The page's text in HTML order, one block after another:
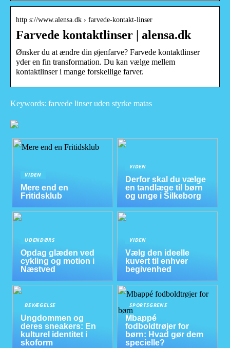
http s://www.alensa.dk › farvede-kontakt-linser
Farvede kontaktlinser | alensa.dk
Ønsker du at ændre din øjenfarve? Farvede kontaktlinser
yder en fin transformation. Du kan vælge mellem
kontaktlinser i mange forskellige farver.
Keywords: farvede linser uden styrke matas
VIDEN
Mere end en
Fritidsklub
VIDEN
Derfor skal du vælge
en tandlæge til børn
og unge i Silkeborg
UDENDØRS
Opdag glæden ved
cykling og motion i
Næstved
VIDEN
Vælg den ideelle
kuvert til enhver
begivenhed
BEVÆGELSE
Ungdommen og
deres sneakers: En
kulturel identitet i
skoform
SPORTSGRENE
Mbappé
fodboldtrøjer for
børn: Hvad gør dem
specielle?